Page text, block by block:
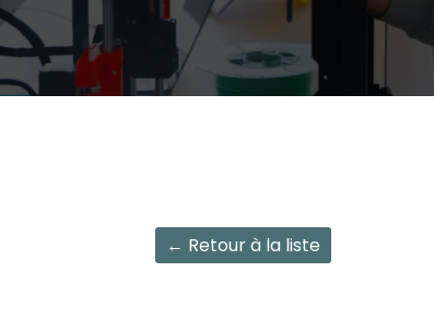
← Retour à la liste